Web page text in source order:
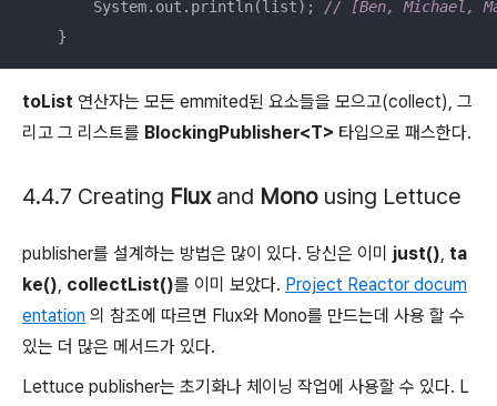
        System.out.println(list);
// [Ben, Michael,
    }
toList 연산자는 모든 emmited된 요소들을 모으고(collect), 그
리고 그 리스트를 BlockingPublisher<T> 타입으로 패스한다.
4.4.7 Creating Fluxand Mono using Lettuce
publisher를 설계하는 방법은 많이 있다. 당신은 이미 just(), ta
ke(), collectList()를 이미 보았다. Project Reactor docum
entation 의 참조에 따르면 Flux와 Mono를 만드는데 사용 할 수
있는 더 많은 메서드가 있다.
Lettuce publisher는 초기화나 체이닝 작업에 사용할 수 있다. L